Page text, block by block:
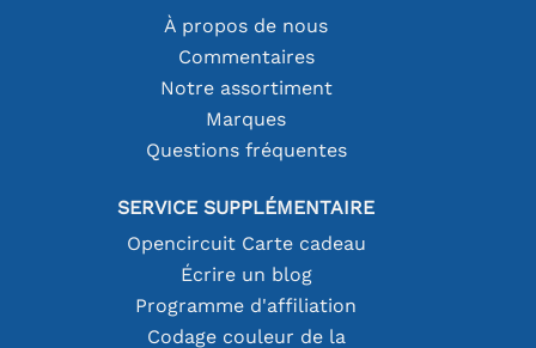
À propos de nous
Commentaires
Notre assortiment
Marques
Questions fréquentes
SERVICE SUPPLÉMENTAIRE
Opencircuit Carte cadeau
Écrire un blog
Programme d'affiliation
Codage couleur de la